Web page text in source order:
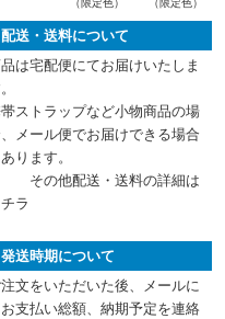
（限定色）
（限定色）
送・送料について
は宅配便にてお届けいたしま
ストラップなど小物商品の場
メール便でお届けできる場合
ります。
その他配送・送料の詳細は
ラ
送時期について
文をいただいた後、メールに
支払い総額、納期予定を連絡